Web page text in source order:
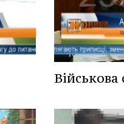
Військова